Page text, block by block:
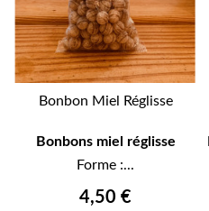
Bonbon Miel Réglisse
Bonbons miel réglisse
Forme :...
4,50 €